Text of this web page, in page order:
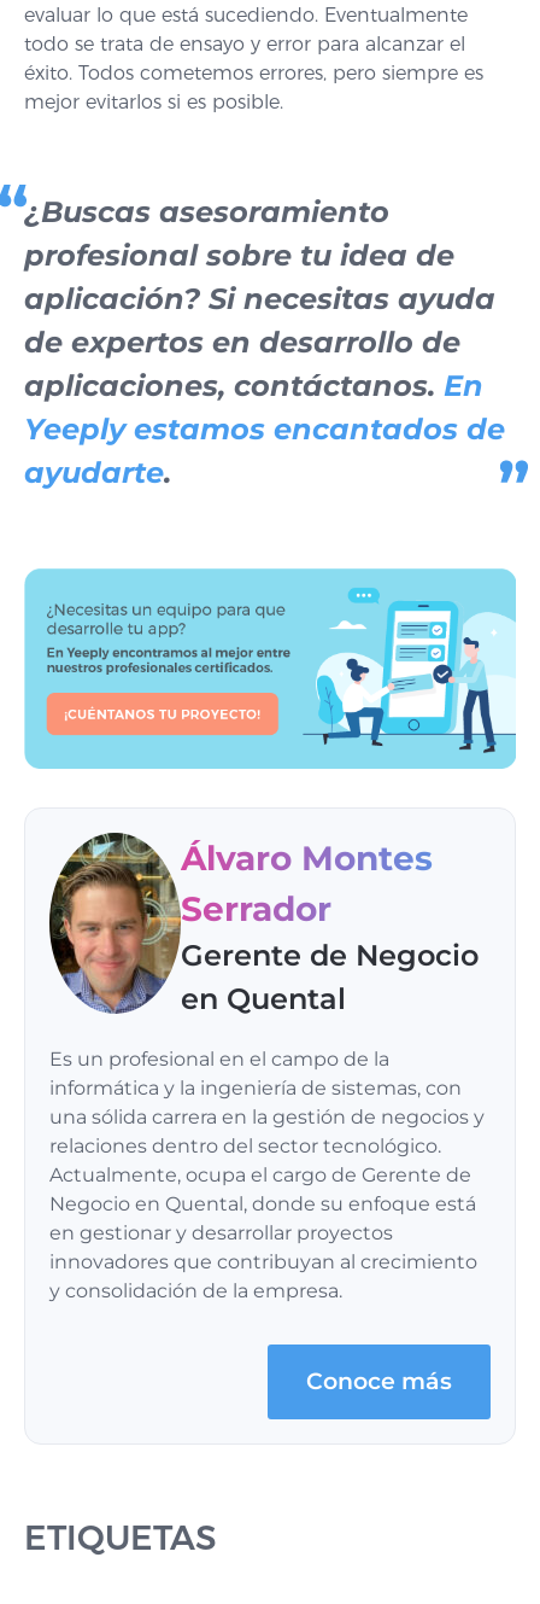
evaluar lo que está sucediendo. Eventualmente
todo se trata de ensayo y error para alcanzar el
éxito. Todos cometemos errores, pero siempre es
mejor evitarlos si es posible.
¿Buscas asesoramiento
profesional sobre tu idea de
aplicación? Si necesitas ayuda
de expertos en desarrollo de
aplicaciones, contáctanos. En
Yeeply estamos encantados de
ayudarte.
Álvaro Montes
Serrador
Gerente de Negocio
en Quental
Es un profesional en el campo de la
informática y la ingeniería de sistemas, con
una sólida carrera en la gestión de negocios y
relaciones dentro del sector tecnológico.
Actualmente, ocupa el cargo de Gerente de
Negocio en Quental, donde su enfoque está
en gestionar y desarrollar proyectos
innovadores que contribuyan al crecimiento
y consolidación de la empresa.
Conoce más
ETIQUETAS